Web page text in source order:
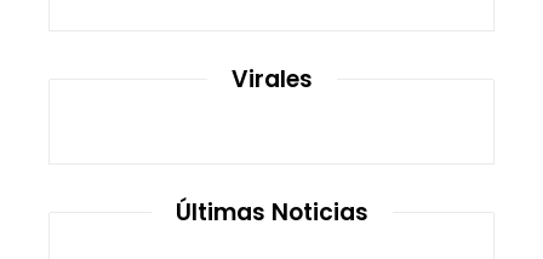
Virales
Últimas Noticias